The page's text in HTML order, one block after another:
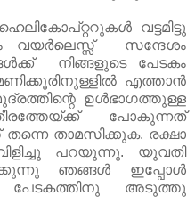
വട്ടമിട്ടു
വയർലെസ്സ് സന്ദേശം
നിങ്ങളുടെ പേടകം
എത്താൻ
ഉൾഭാഗത്തുള്ള
പോകുന്നത്
താമസിക്കുക. രക്ഷാ
പറയുന്നു. യുവതി
ഞങ്ങൾ ഇപ്പോൾ
അടുത്തു